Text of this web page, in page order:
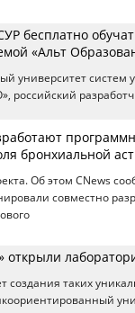
бесплатно
«Альт
университет систем
российский
бронхиальной
Об этом CNews
совместно
создания таких